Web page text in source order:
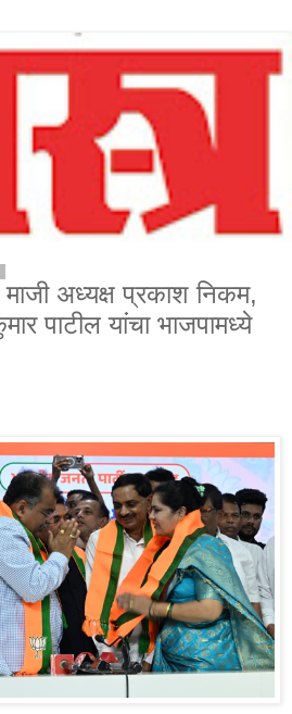
माजी अध्यक्ष प्रकाश निकम,
पाटील यांचा भाजपामध्ये